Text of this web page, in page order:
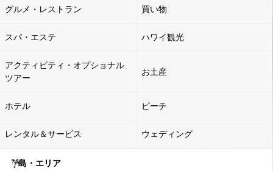
グルメ・レストラン 買い物
スパ・エステ ハワイ観光
アクティビティ・オプショナル
ツアー
お土産
ホテル ビーチ
レンタル＆サービス ウェディング
島・エリア